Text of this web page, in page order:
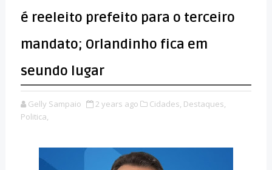
é reeleito prefeito para o terceiro
mandato; Orlandinho fica em
seundo lugar
Gelly Sampaio 2 years ago Cidades, Destaques,
Politica,